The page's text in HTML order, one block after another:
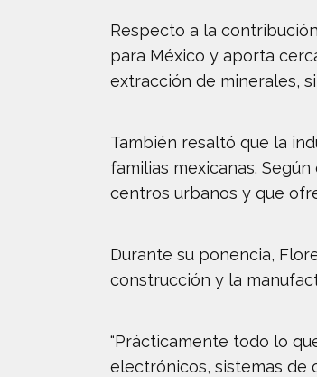
Respecto a la
para México y aporta
extracción de minerales,
También resaltó que la
familias mexicanas.
centros urbanos y que
Durante su ponencia,
construcción y la
“Prácticamente todo lo
electrónicos, sistemas de